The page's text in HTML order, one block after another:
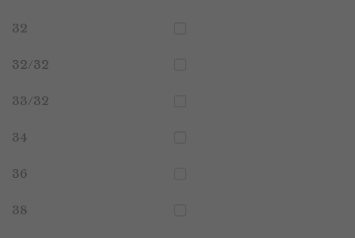
32
32/32
33/32
34
36
38